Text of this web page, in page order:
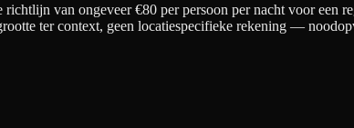
richtlijn van ongeveer €80 per persoon per nacht voor een
ter context, geen locatiespecifieke rekening —